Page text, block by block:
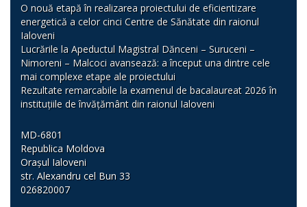
O nouă etapă în realizarea proiectului de eficientizare
energetică a celor cinci Centre de Sănătate din raionul
Ialoveni
Lucrările la Apeductul Magistral Dănceni – Suruceni –
Nimoreni – Malcoci avansează: a început una dintre cele
mai complexe etape ale proiectului
Rezultate remarcabile la examenul de bacalaureat 2026 în
instituțiile de învățământ din raionul Ialoveni
MD-6801
Republica Moldova
Orașul Ialoveni
str. Alexandru cel Bun 33
026820007